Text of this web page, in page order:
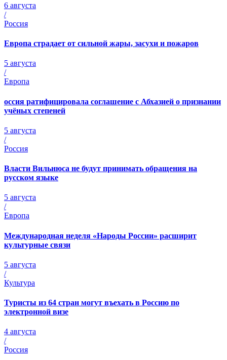
6 августа
/
Россия
Европа страдает от сильной жары, засухи и пожаров
5 августа
/
Европа
оссия ратифицировала соглашение с Абхазией о признании
учёных степеней
5 августа
/
Россия
Власти Вильнюса не будут принимать обращения на
русском языке
5 августа
/
Европа
Международная неделя «Народы России» расширит
культурные связи
5 августа
/
Культура
Туристы из 64 стран могут въехать в Россию по
электронной визе
4 августа
/
Россия